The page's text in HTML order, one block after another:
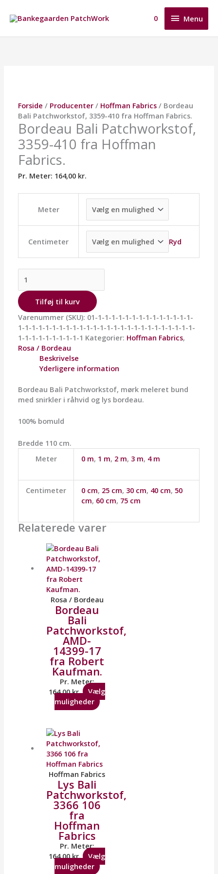
indholdet
Menu
Menu
0
Forside / Producenter / Hoffman Fabrics / Bordeau
Bali Patchworkstof, 3359-410 fra Hoffman Fabrics.
Bordeau Bali Patchworkstof,
3359-410 fra Hoffman
Fabrics.
Pr. Meter: 164,00 kr.
Meter
Centimeter Ryd
Hoffman
Fabrics.
antal
Tilføj til kurv
Varenummer (SKU): 01-1-1-1-1-1-1-1-1-1-1-1-1-1-1-
1-1-1-1-1-1-1-1-1-1-1-1-1-1-1-1-1-1-1-1-1-1-1-1-1-1-
1-1-1-1-1-1-1-1-1-1 Kategorier: Hoffman Fabrics,
Rosa / Bordeau
Beskrivelse
Yderligere information
Bordeau Bali Patchworkstof, mørk meleret bund
med snirkler i råhvid og lys bordeau.
100% bomuld
Bredde 110 cm.
Meter
0 m, 1 m, 2 m, 3 m, 4 m
Centimeter 0 cm, 25 cm, 30 cm, 40 cm, 50
cm, 60 cm, 75 cm
Relaterede varer
Rosa / Bordeau
Bordeau
Bali
Patchworkstof,
AMD-
14399-17
fra Robert
Kaufman.
Pr. Meter:
164,00kr.
Vælg
muligheder
kan
vælges
på
varesiden
Hoffman Fabrics
Lys Bali
Patchworkstof,
3366 106
fra
Hoffman
Fabrics
Pr. Meter:
164,00kr.
Vælg
muligheder
kan
vælges
på
varesiden
kan
vælges
på
varesiden